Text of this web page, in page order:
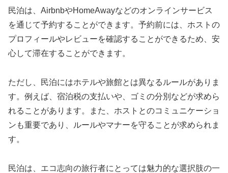
民泊は、AirbnbやHomeAwayなどのオンラインサービス
を通じて予約することができます。予約前には、ホストの
プロフィールやレビューを確認することができるため、安
心して滞在することができます。
ただし、民泊にはホテルや旅館とは異なるルールがありま
す。例えば、宿泊税の支払いや、ゴミの分別などが求めら
れることがあります。また、ホストとのコミュニケーショ
ンも重要であり、ルールやマナーを守ることが求められま
す。
民泊は、エコ志向の旅行者にとっては魅力的な選択肢の一